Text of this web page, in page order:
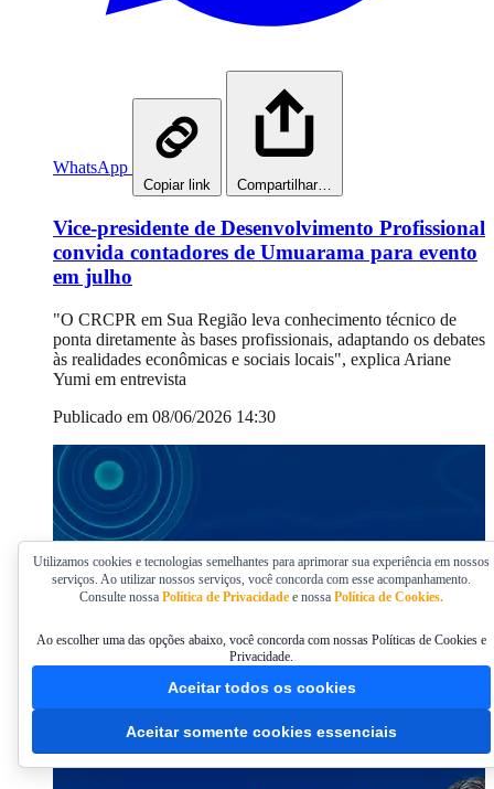
WhatsApp
Copiar link Compartilhar…
Vice-presidente de Desenvolvimento Profissional
convida contadores de Umuarama para evento
em julho
"O CRCPR em Sua Região leva conhecimento técnico de
ponta diretamente às bases profissionais, adaptando os debates
às realidades econômicas e sociais locais", explica Ariane
Yumi em entrevista
Publicado em 08/06/2026 14:30
Utilizamos cookies e tecnologias semelhantes para aprimorar sua experiência em nossos
serviços. Ao utilizar nossos serviços, você concorda com esse acompanhamento.
Consulte nossa Política de Privacidade e nossa Política de Cookies.
Ao escolher uma das opções abaixo, você concorda com nossas Políticas de Cookies e
Privacidade.
Aceitar todos os cookies
Aceitar somente cookies essenciais